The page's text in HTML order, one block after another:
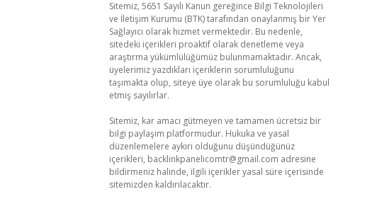
Sitemiz, 5651 Sayılı Kanun gereğince Bilgi Teknolojileri
ve İletişim Kurumu (BTK) tarafından onaylanmış bir Yer
Sağlayıcı olarak hizmet vermektedir. Bu nedenle,
sitedeki içerikleri proaktif olarak denetleme veya
araştırma yükümlülüğümüz bulunmamaktadır. Ancak,
üyelerimiz yazdıkları içeriklerin sorumluluğunu
taşımakta olup, siteye üye olarak bu sorumluluğu kabul
etmiş sayılırlar.
Sitemiz, kar amacı gütmeyen ve tamamen ücretsiz bir
bilgi paylaşım platformudur. Hukuka ve yasal
düzenlemelere aykırı olduğunu düşündüğünüz
içerikleri, backlinkpanelicomtr@gmail.com adresine
bildirmeniz halinde, ilgili içerikler yasal süre içerisinde
sitemizden kaldırılacaktır.